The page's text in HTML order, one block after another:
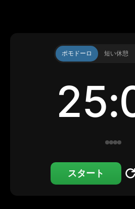
ポモドーロ 短い休憩
スタート